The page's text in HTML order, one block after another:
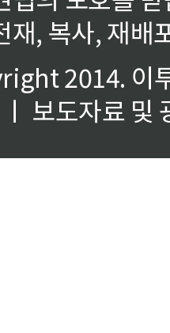
재, 복사, 재배
2014. 이
보도자료